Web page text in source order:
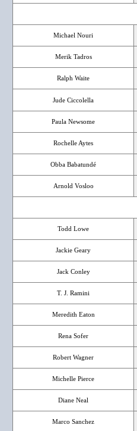
Michael Nouri
Merik Tadros
Ralph Waite
Jude Ciccolella
Paula Newsome
Rochelle Aytes
Obba Babatundé
Arnold Vosloo
Todd Lowe
Jackie Geary
Jack Conley
T. J. Ramini
Meredith Eaton
Rena Sofer
Robert Wagner
Michelle Pierce
Diane Neal
Marco Sanchez